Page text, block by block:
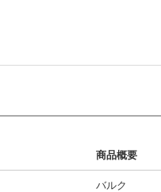
商品概要
バルク